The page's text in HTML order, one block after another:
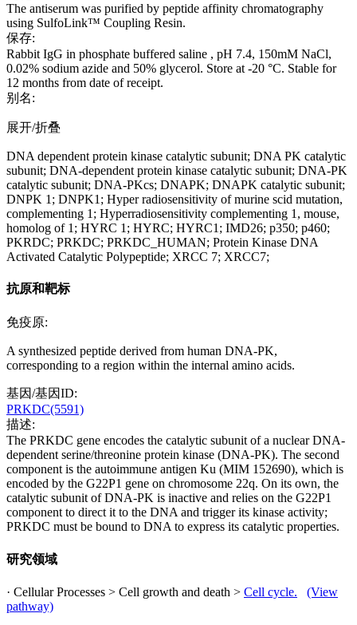
The antiserum was purified by peptide affinity chromatography
using SulfoLink™ Coupling Resin.
保存:
Rabbit IgG in phosphate buffered saline , pH 7.4, 150mM NaCl,
0.02% sodium azide and 50% glycerol. Store at -20 °C. Stable for
12 months from date of receipt.
别名:
展开/折叠
DNA dependent protein kinase catalytic subunit; DNA PK catalytic
subunit; DNA-dependent protein kinase catalytic subunit; DNA-PK
catalytic subunit; DNA-PKcs; DNAPK; DNAPK catalytic subunit;
DNPK 1; DNPK1; Hyper radiosensitivity of murine scid mutation,
complementing 1; Hyperradiosensitivity complementing 1, mouse,
homolog of 1; HYRC 1; HYRC; HYRC1; IMD26; p350; p460;
PKRDC; PRKDC; PRKDC_HUMAN; Protein Kinase DNA
Activated Catalytic Polypeptide; XRCC 7; XRCC7;
抗原和靶标
免疫原:
A synthesized peptide derived from human DNA-PK,
corresponding to a region within the internal amino acids.
基因/基因ID:
PRKDC(5591)
描述:
The PRKDC gene encodes the catalytic subunit of a nuclear DNA-
dependent serine/threonine protein kinase (DNA-PK). The second
component is the autoimmune antigen Ku (MIM 152690), which is
encoded by the G22P1 gene on chromosome 22q. On its own, the
catalytic subunit of DNA-PK is inactive and relies on the G22P1
component to direct it to the DNA and trigger its kinase activity;
PRKDC must be bound to DNA to express its catalytic properties.
研究领域
· Cellular Processes > Cell growth and death > Cell cycle.
(View
pathway)